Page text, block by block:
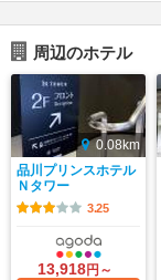
周辺のホテル
0.08km
品川プリンスホテル
Ｎタワー
3.25
13,918円～